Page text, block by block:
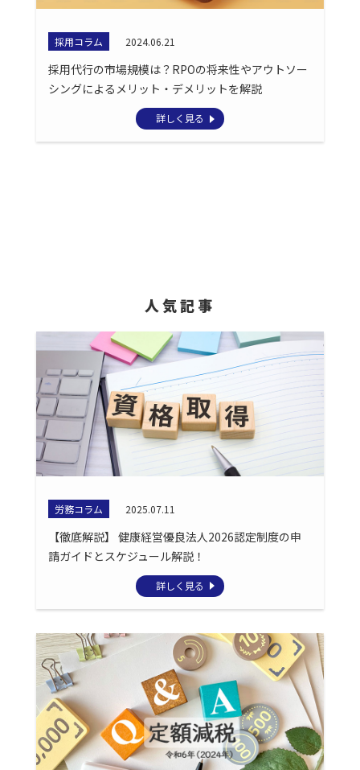
採用コラム 2024.06.21
採用代行の市場規模は？RPOの将来性やアウトソー
シングによるメリット・デメリットを解説
詳しく見る
人気記事
労務コラム 2025.07.11
【徹底解説】 健康経営優良法人2026認定制度の申
請ガイドとスケジュール解説！
詳しく見る